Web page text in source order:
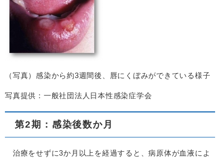
（写真）感染から約3週間後、唇にくぼみができている様子
写真提供：一般社団法人日本性感染症学会
第2期：感染後数か月
治療をせずに3か月以上を経過すると、病原体が血液によ